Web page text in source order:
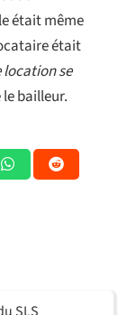
était même
était
location se
bailleur.